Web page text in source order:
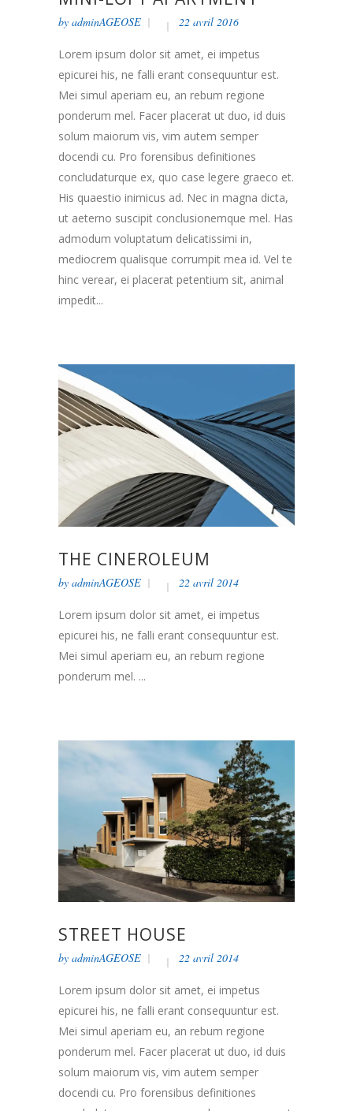
by adminAGEOSE 22 avril 2016
Lorem ipsum dolor sit amet, ei impetus
epicurei his, ne falli erant consequuntur est.
Mei simul aperiam eu, an rebum regione
ponderum mel. Facer placerat ut duo, id duis
solum maiorum vis, vim autem semper
docendi cu. Pro forensibus definitiones
concludaturque ex, quo case legere graeco et.
His quaestio inimicus ad. Nec in magna dicta,
ut aeterno suscipit conclusionemque mel. Has
admodum voluptatum delicatissimi in,
mediocrem qualisque corrumpit mea id. Vel te
hinc verear, ei placerat petentium sit, animal
impedit...
THE CINEROLEUM
by adminAGEOSE 22 avril 2014
Lorem ipsum dolor sit amet, ei impetus
epicurei his, ne falli erant consequuntur est.
Mei simul aperiam eu, an rebum regione
ponderum mel. ...
STREET HOUSE
by adminAGEOSE 22 avril 2014
Lorem ipsum dolor sit amet, ei impetus
epicurei his, ne falli erant consequuntur est.
Mei simul aperiam eu, an rebum regione
ponderum mel. Facer placerat ut duo, id duis
solum maiorum vis, vim autem semper
docendi cu. Pro forensibus definitiones